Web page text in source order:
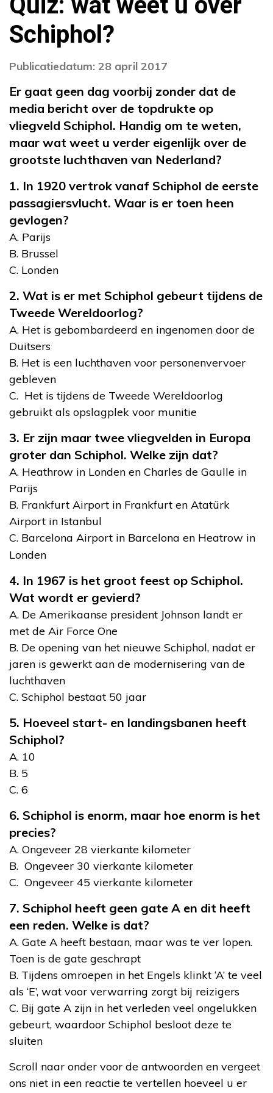
Schiphol?
Publicatiedatum: 28 april 2017
Er gaat geen dag voorbij zonder dat de
media bericht over de topdrukte op
vliegveld Schiphol. Handig om te weten,
maar wat weet u verder eigenlijk over de
grootste luchthaven van Nederland?
1. In 1920 vertrok vanaf Schiphol de eerste
passagiersvlucht. Waar is er toen heen
gevlogen?
A. Parijs
B. Brussel
C. Londen
2. Wat is er met Schiphol gebeurt tijdens de
Tweede Wereldoorlog?
A. Het is gebombardeerd en ingenomen door de
Duitsers
B. Het is een luchthaven voor personenvervoer
gebleven
C. Het is tijdens de Tweede Wereldoorlog
gebruikt als opslagplek voor munitie
3. Er zijn maar twee vliegvelden in Europa
groter dan Schiphol. Welke zijn dat?
A. Heathrow in Londen en Charles de Gaulle in
Parijs
B. Frankfurt Airport in Frankfurt en Atatürk
Airport in Istanbul
C. Barcelona Airport in Barcelona en Heatrow in
Londen
4. In 1967 is het groot feest op Schiphol.
Wat wordt er gevierd?
A. De Amerikaanse president Johnson landt er
met de Air Force One
B. De opening van het nieuwe Schiphol, nadat er
jaren is gewerkt aan de modernisering van de
luchthaven
C. Schiphol bestaat 50 jaar
5. Hoeveel start- en landingsbanen heeft
Schiphol?
A. 10
B. 5
C. 6
6. Schiphol is enorm, maar hoe enorm is het
precies?
A. Ongeveer 28 vierkante kilometer
B. Ongeveer 30 vierkante kilometer
C. Ongeveer 45 vierkante kilometer
7. Schiphol heeft geen gate A en dit heeft
een reden. Welke is dat?
A. Gate A heeft bestaan, maar was te ver lopen.
Toen is de gate geschrapt
B. Tijdens omroepen in het Engels klinkt ‘A’ te veel
als ‘E’, wat voor verwarring zorgt bij reizigers
C. Bij gate A zijn in het verleden veel ongelukken
gebeurt, waardoor Schiphol besloot deze te
sluiten
Scroll naar onder voor de antwoorden en vergeet
ons niet in een reactie te vertellen hoeveel u er